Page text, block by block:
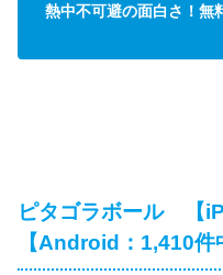
熱中不可避の面白さ！無
ピタゴラボール 【
【Android：1,410件